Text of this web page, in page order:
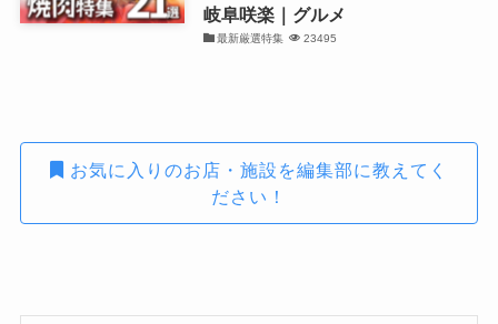
岐阜咲楽｜グルメ
最新厳選特集 23495
お気に入りのお店・施設を編集部に教えてく
ださい！